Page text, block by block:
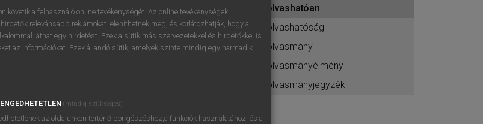
próbaverziójának elindításához
regisztrálok ésbelépek.
REGISZTRÁCIÓ
olvashatóan
olvashatóság
olvasmány
olvasmányélmény
olvasmányjegyzék
követik a felhasználó online tevékenységét. Az online tevékenységek
relevánsabb reklámokat jeleníthetnek meg, és korlátozhatják, hogy a
láthat egy hirdetést. Ezek a sütik más szervezetekkel és hirdetőkkel is
az információkat. Ezek állandó sütik, amelyek szinte mindig egy harmadik
(mindig szükséges)
az oldalunkon történő böngészéshez,a funkciók használatához, és a